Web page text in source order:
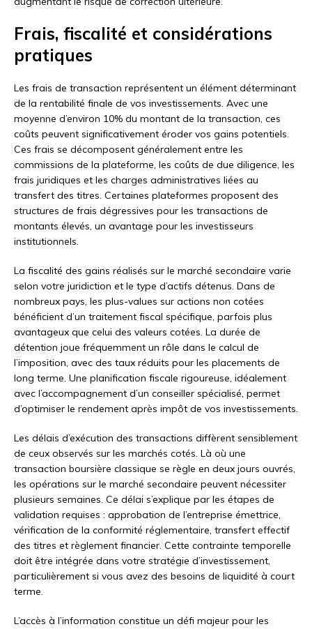
Frais, fiscalité et considérations
pratiques
Les frais de transaction représentent un élément déterminant
de la rentabilité finale de vos investissements. Avec une
moyenne d’environ 10% du montant de la transaction, ces
coûts peuvent significativement éroder vos gains potentiels.
Ces frais se décomposent généralement entre les
commissions de la plateforme, les coûts de due diligence, les
frais juridiques et les charges administratives liées au
transfert des titres. Certaines plateformes proposent des
structures de frais dégressives pour les transactions de
montants élevés, un avantage pour les investisseurs
institutionnels.
La fiscalité des gains réalisés sur le marché secondaire varie
selon votre juridiction et le type d’actifs détenus. Dans de
nombreux pays, les plus-values sur actions non cotées
bénéficient d’un traitement fiscal spécifique, parfois plus
avantageux que celui des valeurs cotées. La durée de
détention joue fréquemment un rôle dans le calcul de
l’imposition, avec des taux réduits pour les placements de
long terme. Une planification fiscale rigoureuse, idéalement
avec l’accompagnement d’un conseiller spécialisé, permet
d’optimiser le rendement après impôt de vos investissements.
Les délais d’exécution des transactions diffèrent sensiblement
de ceux observés sur les marchés cotés. Là où une
transaction boursière classique se règle en deux jours ouvrés,
les opérations sur le marché secondaire peuvent nécessiter
plusieurs semaines. Ce délai s’explique par les étapes de
validation requises : approbation de l’entreprise émettrice,
vérification de la conformité réglementaire, transfert effectif
des titres et règlement financier. Cette contrainte temporelle
doit être intégrée dans votre stratégie d’investissement,
particulièrement si vous avez des besoins de liquidité à court
terme.
L’accès à l’information constitue un défi majeur pour les